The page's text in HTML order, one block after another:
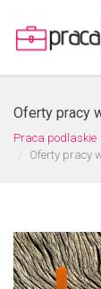
Oferty pracy
Praca podlaskie
Oferty pracy